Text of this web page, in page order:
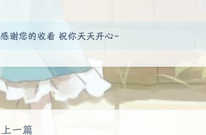
感谢您的收看 祝你天天开心~
豆
上一篇